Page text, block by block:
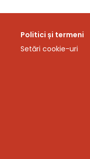
Politici și termeni
Setări cookie-uri